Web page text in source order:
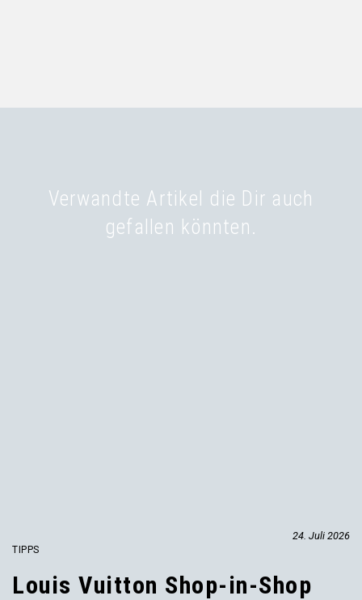
Verwandte Artikel die Dir auch
gefallen könnten.
24. Juli 2026
TIPPS
Louis Vuitton Shop-in-Shop